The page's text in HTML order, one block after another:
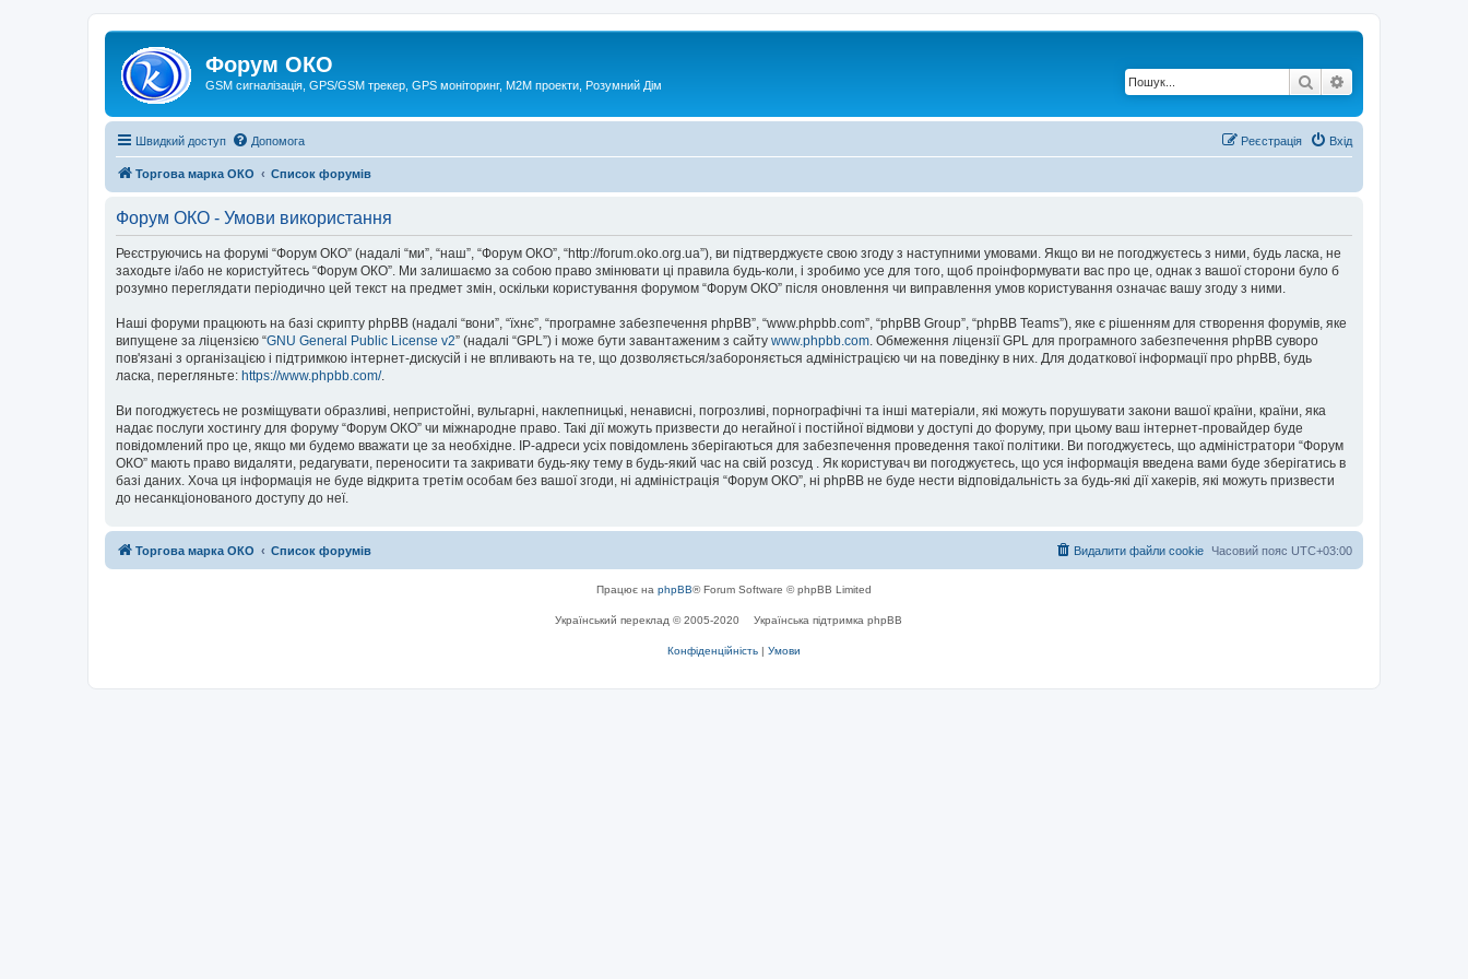
Форум ОКО
GSM сигналізація, GPS/GSM трекер, GPS моніторинг, М2М проекти, Розумний Дім Пошук
Швидкий доступ Допомога Вхід
Реєстрація
Торгова марка ОКО Список форумів
Форум ОКО - Умови використання
Реєструючись на форумі “Форум ОКО” (надалі “ми”, “наш”, “Форум ОКО”, “http://forum.oko.org.ua”), ви підтверджуєте свою згоду з наступними умовами. Якщо ви не погоджуєтесь з ними, будь ласка, не
заходьте і/або не користуйтесь “Форум ОКО”. Ми залишаємо за собою право змінювати ці правила будь-коли, і зробимо усе для того, щоб проінформувати вас про це, однак з вашої сторони було б
розумно переглядати періодично цей текст на предмет змін, оскільки користування форумом “Форум ОКО” після оновлення чи виправлення умов користування означає вашу згоду з ними.
Наші форуми працюють на базі скрипту phpBB (надалі “вони”, “їхнє”, “програмне забезпечення phpBB”, “www.phpbb.com”, “phpBB Group”, “phpBB Teams”), яке є рішенням для створення форумів, яке
випущене за ліцензією “GNU General Public License v2” (надалі “GPL”) і може бути завантаженим з сайту www.phpbb.com . Обмеження ліцензії GPL для програмного забезпечення phpBB суворо
пов'язані з організацією і підтримкою інтернет-дискусій і не впливають на те, що дозволяється/забороняється адміністрацією чи на поведінку в них. Для додаткової інформації про phpBB, будь
ласка, перегляньте: https://www.phpbb.com/.
Ви погоджуєтесь не розміщувати образливі, непристойні, вульгарні, наклепницькі, ненависні, погрозливі, порнографічні та інші матеріали, які можуть порушувати закони вашої країни, країни, яка
надає послуги хостингу для форуму “Форум ОКО” чи міжнародне право. Такі дії можуть призвести до негайної і постійної відмови у доступі до форуму, при цьому ваш інтернет-провайдер буде
повідомлений про це, якщо ми будемо вважати це за необхідне. IP-адреси усіх повідомлень зберігаються для забезпечення проведення такої політики. Ви погоджуєтесь, що адміністратори “Форум
ОКО” мають право видаляти, редагувати, переносити та закривати будь-яку тему в будь-який час на свій розсуд . Як користувач ви погоджуєтесь, що уся інформація введена вами буде зберігатись в
базі даних. Хоча ця інформація не буде відкрита третім особам без вашої згоди, ні адміністрація “Форум ОКО”, ні phpBB не буде нести відповідальність за будь-які дії хакерів, які можуть призвести
до несанкціонованого доступу до неї.
Торгова марка ОКО Список форумів Часовий пояс UTC+03:00
Видалити файли cookie
Працює на phpBB® Forum Software © phpBB Limited
Український переклад © 2005-2020 Українська підтримка phpBB
Конфіденційність | Умови